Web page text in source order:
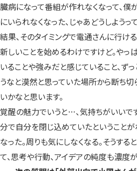
臓病になって番組が作れなくなって、
にいられなくなった、じゃあどうしようって
結果、そのタイミングで電通さんに行け
新しいことを始めるわけですけど。やっ
いることや強みだと感じていること、ず
うなと漠然と思っていた場所から断ち
いかなと思います。
覚醒の魅力でいうと…、気持ちがいいで
分で自分を閉じ込めていたということが
なった。周りも気にしなくなる。そうする
て、思考や行動、アイデアの純度も濃度